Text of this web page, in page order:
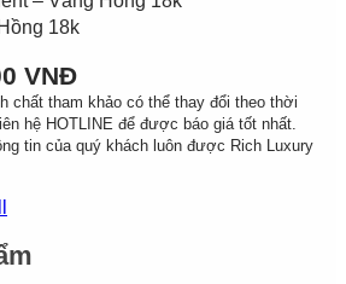
18k
VNĐ
chất tham khảo có thể thay đổi theo thời
hệ HOTLINE để được báo giá tốt nhất.
tin của quý khách luôn được Rich Luxury